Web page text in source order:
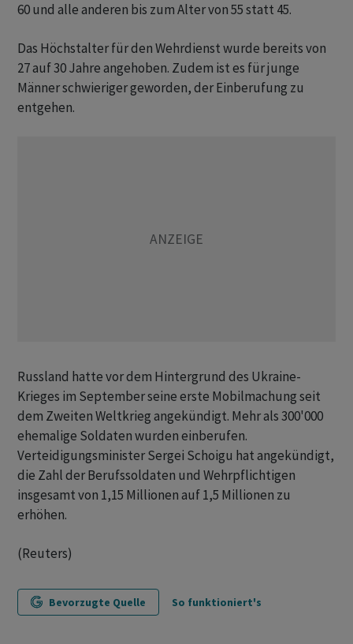
60 und alle anderen bis zum Alter von 55 statt 45.
Das Höchstalter für den Wehrdienst wurde bereits von
27 auf 30 Jahre angehoben. Zudem ist es für junge
Männer schwieriger geworden, der Einberufung zu
entgehen.
Russland hatte vor dem Hintergrund des Ukraine-
Krieges im September seine erste Mobilmachung seit
dem Zweiten Weltkrieg angekündigt. Mehr als 300'000
ehemalige Soldaten wurden einberufen.
Verteidigungsminister Sergei Schoigu hat angekündigt,
die Zahl der Berufssoldaten und Wehrpflichtigen
insgesamt von 1,15 Millionen auf 1,5 Millionen zu
erhöhen.
(Reuters)
Bevorzugte Quelle So funktioniert's